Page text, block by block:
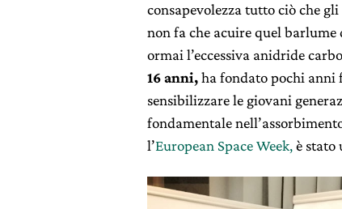
consapevolezza tutto ciò che
non fa che acuire quel barlume
ormai l’eccessiva anidride
16 anni,ha fondato pochi anni
sensibilizzare le giovani
fondamentale
l’European Space Week,è stato